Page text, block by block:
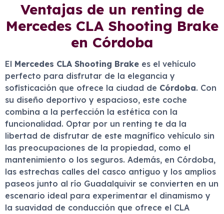
Ventajas de un renting de
Mercedes CLA Shooting Brake
en Córdoba
El Mercedes CLA Shooting Brake es el vehículo
perfecto para disfrutar de la elegancia y
sofisticación que ofrece la ciudad de Córdoba. Con
su diseño deportivo y espacioso, este coche
combina a la perfección la estética con la
funcionalidad. Optar por un renting te da la
libertad de disfrutar de este magnífico vehículo sin
las preocupaciones de la propiedad, como el
mantenimiento o los seguros. Además, en Córdoba,
las estrechas calles del casco antiguo y los amplios
paseos junto al río Guadalquivir se convierten en un
escenario ideal para experimentar el dinamismo y
la suavidad de conducción que ofrece el CLA